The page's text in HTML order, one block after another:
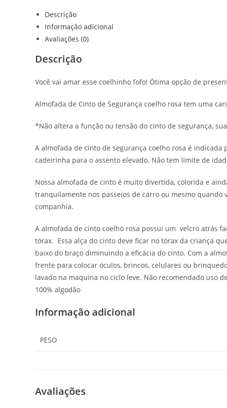
Descrição
Informação adicional
Avaliações (0)
Descrição
Você vai amar esse coelhinho fofo! Ótima opção de
Almofada de Cinto de Segurança coelho rosa tem uma
*Não altera a função ou tensão do cinto de segurança,
A almofada de cinto de segurança coelho rosa é
cadeirinha para o assento elevado. Não tem limite de
Nossa almofada de cinto é muito divertida, colorida e
tranquilamente nos passeios de carro ou mesmo quando
companhia.
A almofada de cinto coelho rosa possui um velcro atrás
tórax. Essa alça do cinto deve ficar no tórax da criança
baixo do braço diminuindo a eficácia do cinto. Com a
frente para colocar óculos, brincos, celulares ou
lavado na maquina no ciclo leve. Não recomendado uso
100% algodão
Informação adicional
PESO
Avaliações